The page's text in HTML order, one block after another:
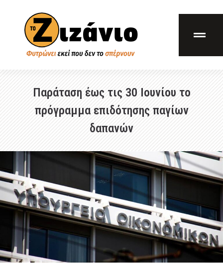
Παράταση έως τις 30 Ιουνίου το
πρόγραμμα επιδότησης παγίων
δαπανών